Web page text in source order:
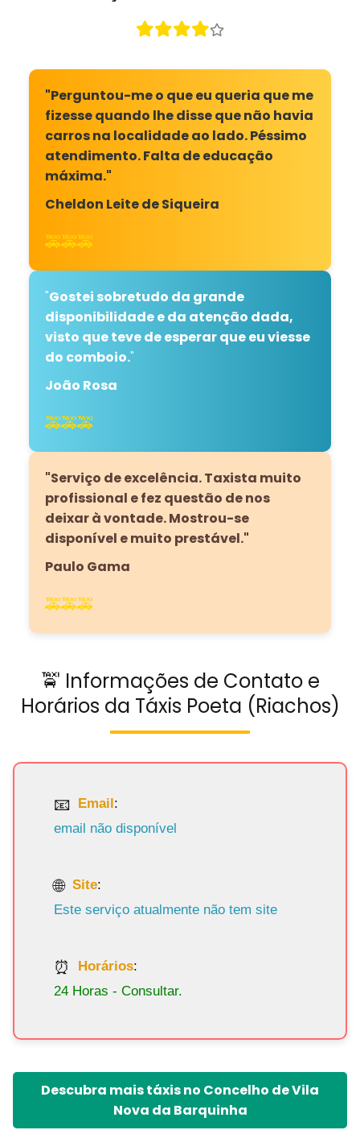
"Perguntou-me o que eu queria que me
fizesse quando lhe disse que não havia
carros na localidade ao lado. Péssimo
atendimento. Falta de educação
máxima."
Cheldon Leite de Siqueira
🚕🚕🚕
"Gostei sobretudo da grande
disponibilidade e da atenção dada,
visto que teve de esperar que eu viesse
do comboio."
João Rosa
🚕🚕🚕
"Serviço de excelência. Taxista muito
profissional e fez questão de nos
deixar à vontade. Mostrou-se
disponível e muito prestável."
Paulo Gama
🚕🚕🚕
🚖 Informações de Contato e
Horários da Táxis Poeta (Riachos)
Email:
email não disponível
Site:
Este serviço atualmente não tem site
Horários:
24 Horas - Consultar.
Descubra mais táxis no Concelho de Vila
Nova da Barquinha